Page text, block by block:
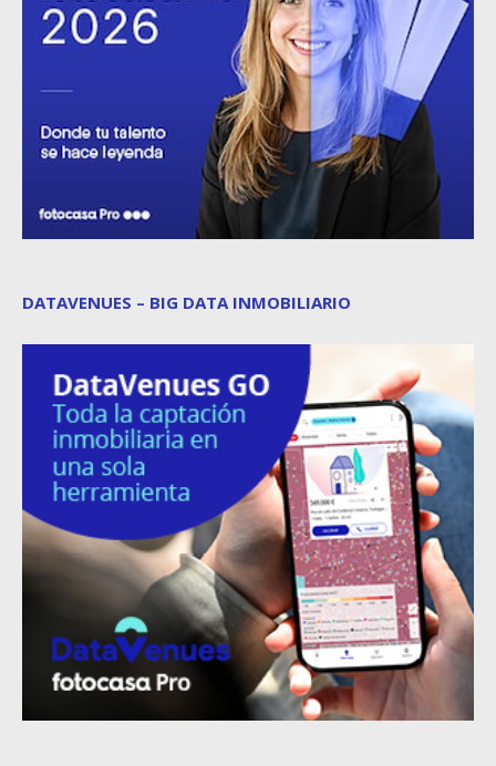
DATAVENUES – BIG DATA INMOBILIARIO